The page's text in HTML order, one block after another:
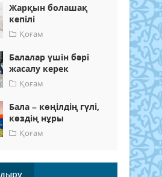
Жарқын болашақ
кепілі
Қоғам
Балалар үшін бәрі
жасалу керек
Қоғам
Бала – көңілдің гүлі,
көздің нұры
Қоғам